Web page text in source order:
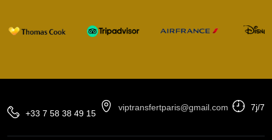
+33 7 58 38 49 15
viptransfertparis@gmail.com 7j/7